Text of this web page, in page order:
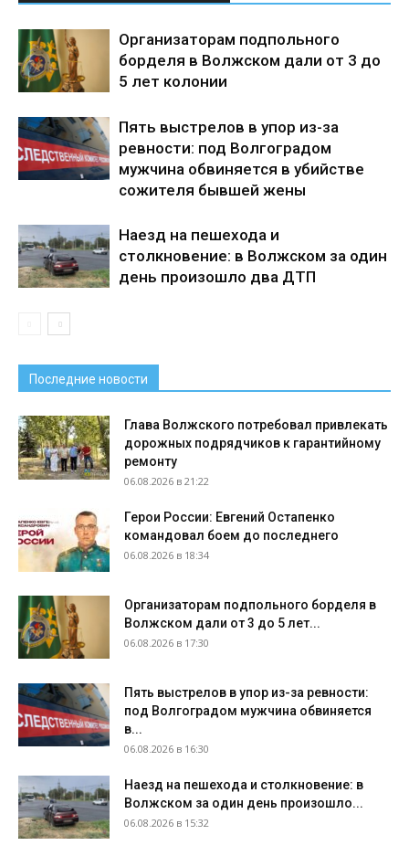
Организаторам подпольного
борделя в Волжском дали от 3 до
5 лет колонии
Пять выстрелов в упор из-за
ревности: под Волгоградом
мужчина обвиняется в убийстве
сожителя бывшей жены
Наезд на пешехода и
столкновение: в Волжском за один
день произошло два ДТП
Последние новости
Глава Волжского потребовал привлекать
дорожных подрядчиков к гарантийному
ремонту
06.08.2026 в 21:22
Герои России: Евгений Остапенко
командовал боем до последнего
06.08.2026 в 18:34
Организаторам подпольного борделя в
Волжском дали от 3 до 5 лет...
06.08.2026 в 17:30
Пять выстрелов в упор из-за ревности:
под Волгоградом мужчина обвиняется
в...
06.08.2026 в 16:30
Наезд на пешехода и столкновение: в
Волжском за один день произошло...
06.08.2026 в 15:32